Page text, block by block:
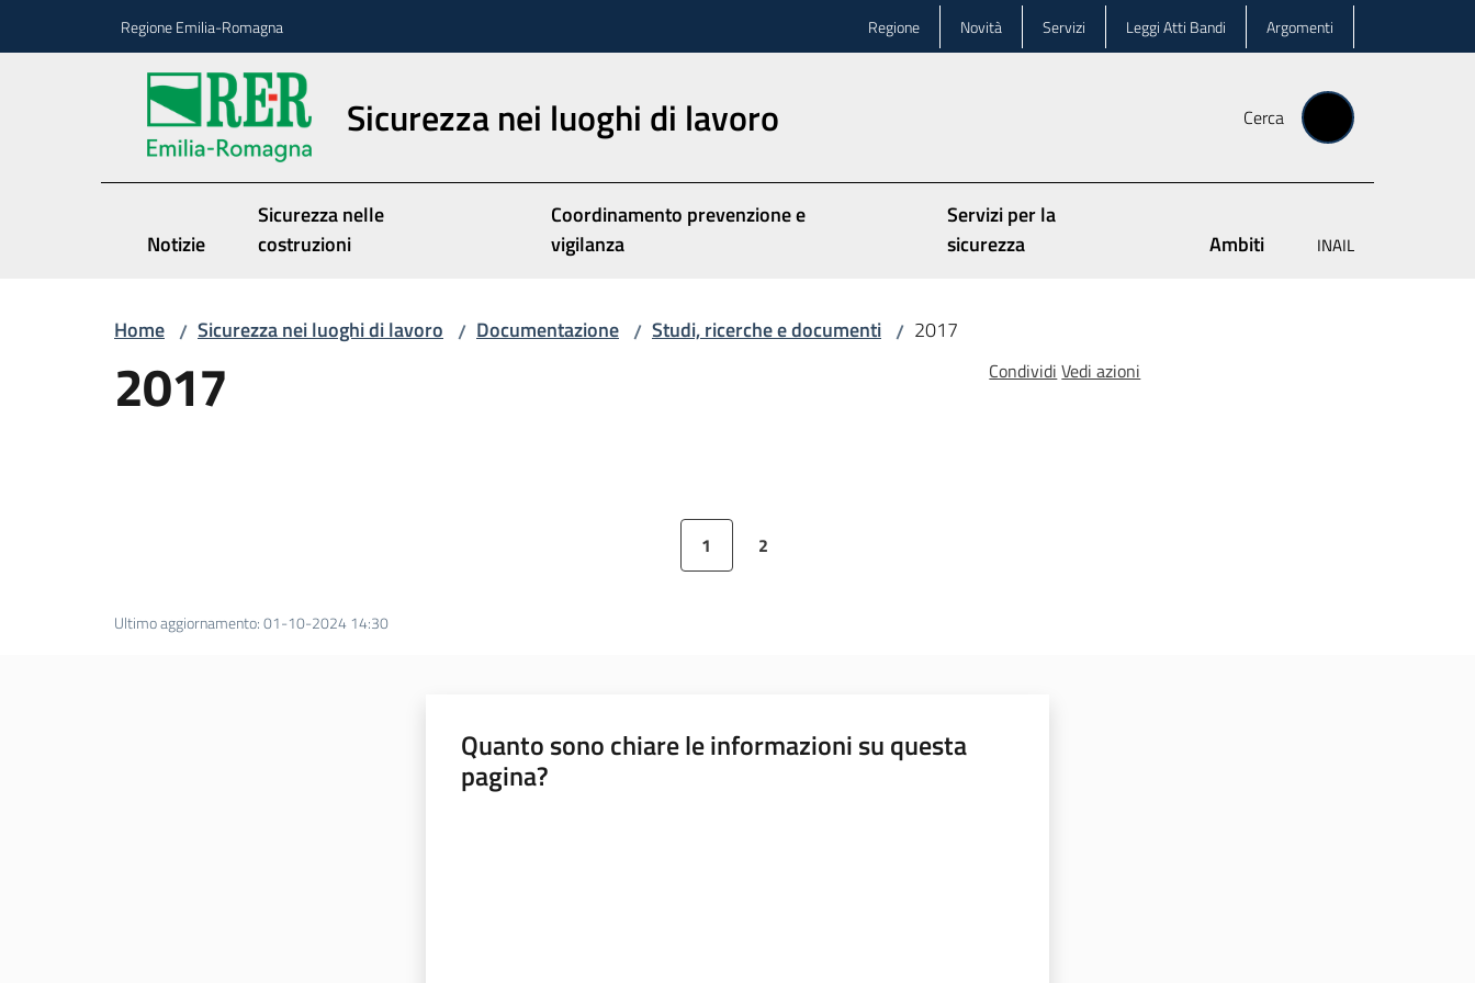
Regione Emilia-Romagna Regione Novità Servizi Leggi Atti Bandi Argomenti
Sicurezza nei luoghi di lavoro Cerca
Notizie
Sicurezza nelle
costruzioni
Coordinamento prevenzione e
vigilanza
Servizi per la
sicurezza
Ambiti INAIL
Home / Sicurezza nei luoghi di lavoro / Documentazione / Studi, ricerche e documenti / 2017
2017 Condividi Vedi azioni
Pagina precedente
Pagina
1 Pagina
2
Ultimo aggiornamento:01-10-2024 14:30
Quanto sono chiare le informazioni su questa
pagina?